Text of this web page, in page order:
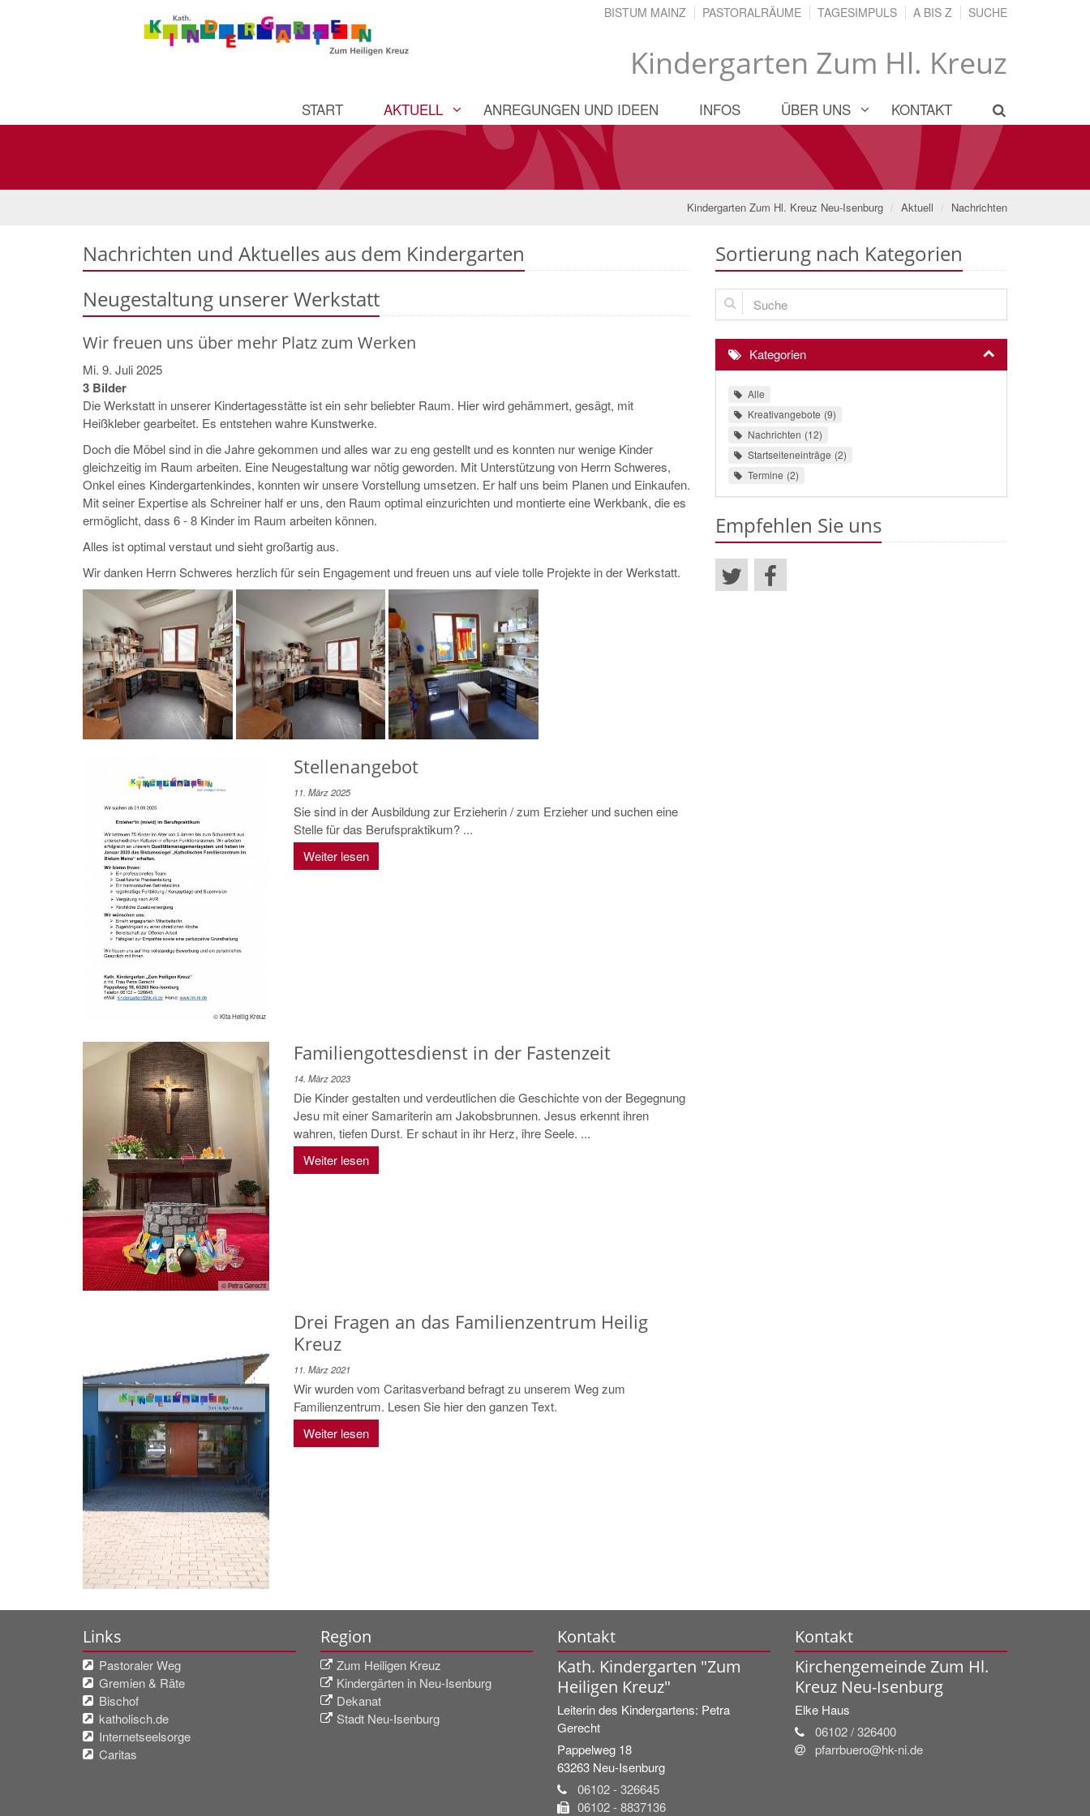
Kindergarten Zum Hl. Kreuz
BISTUM MAINZ PASTORALRÄUME TAGESIMPULS A BIS Z SUCHE
START AKTUELL ANREGUNGEN UND IDEEN INFOS ÜBER UNS KONTAKT
Kindergarten Zum Hl. Kreuz Neu-Isenburg Aktuell Nachrichten
Nachrichten und Aktuelles aus dem Kindergarten
Neugestaltung unserer Werkstatt
Wir freuen uns über mehr Platz zum Werken
Mi. 9. Juli 2025
3 Bilder
Die Werkstatt in unserer Kindertagesstätte ist ein sehr beliebter Raum. Hier wird gehämmert, gesägt, mit
Heißkleber gearbeitet. Es entstehen wahre Kunstwerke.
Doch die Möbel sind in die Jahre gekommen und alles war zu eng gestellt und es konnten nur wenige Kinder
gleichzeitig im Raum arbeiten. Eine Neugestaltung war nötig geworden. Mit Unterstützung von Herrn Schweres,
Onkel eines Kindergartenkindes, konnten wir unsere Vorstellung umsetzen. Er half uns beim Planen und Einkaufen.
Mit seiner Expertise als Schreiner half er uns, den Raum optimal einzurichten und montierte eine Werkbank, die es
ermöglicht, dass 6 - 8 Kinder im Raum arbeiten können.
Alles ist optimal verstaut und sieht großartig aus.
Wir danken Herrn Schweres herzlich für sein Engagement und freuen uns auf viele tolle Projekte in der Werkstatt.
© Kita Heilig Kreuz
Stellenangebot
11. März 2025
Sie sind in der Ausbildung zur Erzieherin / zum Erzieher und suchen eine
Stelle für das Berufspraktikum? ...
Weiter lesen
© Petra Gerecht
Familiengottesdienst in der Fastenzeit
14. März 2023
Die Kinder gestalten und verdeutlichen die Geschichte von der Begegnung
Jesu mit einer Samariterin am Jakobsbrunnen. Jesus erkennt ihren
wahren, tiefen Durst. Er schaut in ihr Herz, ihre Seele. ...
Weiter lesen
Drei Fragen an das Familienzentrum Heilig
Kreuz
11. März 2021
Wir wurden vom Caritasverband befragt zu unserem Weg zum
Familienzentrum. Lesen Sie hier den ganzen Text.
Weiter lesen
Sortierung nach Kategorien
Suche
Kategorien
Alle
Kreativangebote 9
Nachrichten 12
Startseiteneinträge 2
Termine 2
Empfehlen Sie uns
Links
Pastoraler Weg
Gremien & Räte
Bischof
katholisch.de
Internetseelsorge
Caritas
Region
Zum Heiligen Kreuz
Kindergärten in Neu-Isenburg
Dekanat
Stadt Neu-Isenburg
Kontakt
Kath. Kindergarten "Zum
Heiligen Kreuz"
Leiterin des Kindergartens: Petra
Gerecht
Pappelweg 18
63263 Neu-Isenburg
06102 - 326645
06102 - 8837136
Kontakt
Kirchengemeinde Zum Hl.
Kreuz Neu-Isenburg
Elke Haus
06102 / 326400
pfarrbuero@hk-ni.de